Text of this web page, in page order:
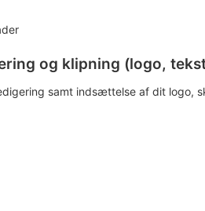
og klipning (logo,
samt indsættelse af dit logo,